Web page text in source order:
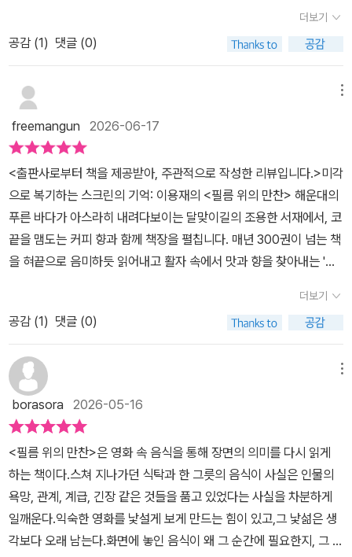
어짐에도 <웰컴 투 동막골>에서 팝콘으로 한참 쌓아 올린 긴장을 해
소한 선택이 참으로 기발하고도 아름다운, 또한 그 외에도 보고 난 뒤
을 튀겨주셨다. ··· 이제 세상을 떠난 아버지와 얽힌, 거의 유일한 좋은
기억이다.' (341-343p)영화를 보는 것만큼이나 관람 후 수다를 매우
좋아하는 사람인지라, 영화 장면 속 음식 이야기만으로도 풍성한 만
찬이 된 것 같아요.
디테일도 만만치 않다. 그런데 저자는 <헤어질 결심>의 볶음밥 장면
을 보면서 영화에 대한 기대를 완전히 버리고 만다. 해준이 자신의 집
에서 나름 솜씨를 부려 밥을 볶아내는데, 서래는 딱 한 입만 먹고 넌지
시 내친다. 볶음밥이 너무 엉터리였으므로 만든 사람도 경계해야 마
너스레를 떤다니 박찬욱 감독이 미워질 정도였다고 말이다. 저자는
대체 무엇이 문제인지에 대해 조목조목 설명하면서 제대로 된 중국식
볶음밥 만드는 방법에 대해 세 페이지에 걸쳐 상세히 설명해준다. 글
을 읽는 것만으로 거뜬히 한 접시를 비울 수 있을 것 같아, 저녁 메뉴
는 중국식 볶음밥을 해야 하나 고민 중이다. 음식의 시선으로 바라보
는 영화 이야기이기에 일반적인 영화 리뷰에서는 만날 수 없는 순간
들을 세밀하게 포착해주기도 하고, 영화 속에서 나온 음식을 실제로
어떻게 만드는지에 대한 레시피나 배경에 대해서도 알게 되어 더 특
별한 시간이었다. 최신 영화부터 오래 전 명작까지 다양한 영화들과
에 관심이 있는 이들도 모두 재미있게 읽을 수 있을 것이다. 음식으로
영화를 읽어내는 방법이 궁금하다면, 새로운 감각으로 영화를 음미해
보고 싶다면 이 책을 만나보자!
날 수 없는, 환상의 음식이었다. 바로 애니메이션 속에서 만나게 되
는 음식들이다. 실제 음식들 못지 않게 가장 먹고 싶은, 대표적인 꼽히
에 더 맛있을 것 같고 궁금해진다. 재밌게도 이 상상 때문에 애니메이
션 속의 음식을 실제로 먹어도 채워지지 않는 여백이 남아 동경하
게 되는 경우가 생긴다.진짜라면 바로 식품위생과에 신고하게 될 쥐
가 만드는 <라따뚜이>나, 그야말로 환상 속의 음식인 <월레스와 그
로밋>의 달 치즈, 흐린 날씨에 때때로 미트볼이 내리는 세상 말세
인 <하늘에서 음식이 내린다면>, 강아지들의 데이트 맛집인 <레이디
와 트램프>의 미트볼 스파게티, 하울 정식으로 유명한 <하울의 움직
이는 성>을 만날 수 있는데, 이 음식들은 실제로 먹는 것보다 애니메
문에 이들 영화를 비교적 어린 시절에 보게 된 영화팬들에게 이 음식
들은 '단추 스프'처럼 영원히 닿을 수 없는 노스텔지어의 접시로 새겨
진다. 비슷하게 구현해보아도 영화를 보며 '상상'했던 그 맛과 추억
은 따라잡을 수 없을테니. 음식, 요리에 대한 저자의 태도는 진심과 집
요함을 오간다. 하울 정식의 달걀후라이(64)를 이야기하다 달걀깨
는 법의 중요성을 강조하기 위해 <디 아워스>로 넘어가는 과정은 재
밌지만 슬쩍 질린다. 늘 싱크대 모서리에 달걀을 깨곤 했는데 이렇게
까지 평평한 곳에서 깨야 한다고 강조하는 것을 보니 혼나는 것 같
아 위축되면서 웃기다. 서양 식문화에서 달걀이 얼마나 중요한지, 흰
자와 노른자를 분리하는 방법 따위를 진지하게 강론하는 내용(246)
을 읽다가 문득 최근에 본 <위 리브 인 타임(2026)>의 '달걀을 깨
는 최고의 방법'이 떠올랐다. 한 접시에 달걀을 깨서 바로 담았다가 껍
심리를 비추는 거울이자 서사의 결정적 단서가 되는 순간들을 세밀하
게 포착해 생각지 못한 감상 포인트를 선사한다는데...과연 어떤 영화
에서, 어떤 음식이 존재감을 뽐내며 우리에게 던진 메시지가 무엇일
지 찬찬히 살펴보도록 하겠습니다.​'어떤 영화는 음식으로 기억된다'​애
피타이저부터 디저트까지마음을 사로잡은 장면 속 음식 이야기​『필름
위의 만찬』20여 년간 영화를 탐닉해온 음식 평론가인 '이용재'<조선
일보>에 4년간 연재해온 동명의 칼럼 중 엄선한 글들을 1년 넘게 다
듬고 엮어​이처럼 익숙한 영화도 음식을 렌즈 삼아 더 재미있게, 나아
가 더 새롭게 볼 수 있는 기회를 제시하는 에세이 58편을 한데 모았
다. <필름 위의 만찬>은 영화 혹은 음식에 관심이 있는 이들에게 다
른 분야에도 관심을 기울일 수 있는 촉매 역할을 할 것이다. 영화를 본
이들에게는 음식 위주 재감상의 동기를 불어넣어 줄 것이며, 안 본 이
들에게는 세심한 팸플릿 역할을 해줄 것이라 기대한다. - page 9​영
화를 보다 맛있게 즐길 수 있게 해 주었습니다.​소개된 영화를 거의 보
영화에서는 ​'어? 이런 음식이 있었나?''이걸 이렇게까지 의미를 확대
할 수 있다고?!'​음식이 단순히 배경을 채우는 장식이 아닌, 캐릭터의
심리·관계·세계관을 시각적으로 전달하는,보다 장면의 현실감과 몰입
을 높이는 역할을 한다는 것을알게 되었습니다.또한 영화 속 음식에
관한 뒷이야기 그 이상의 다채로운 지식과 정보를 다루고 있어 저에
게는 마치'영화 잡학사전'과도 같았습니다.​포문을 열어준 건 <황해>
였습니다.많은 영화 가운데서 음식이 주인공과 벌이는 압도적인 퍼포
먼스를 보여준 영화로 이런 퍼포먼스는 앞으로도 만나기 힘들다고 하
였는데...신스틸러 할 만한 음식 셋 - 김, 황해 정식, 감자-이 소개되었
더보기
공감 (1) 댓글 (0)
freemangun 2026-06-17
<출판사로부터 책을 제공받아, 주관적으로 작성한 리뷰입니다.>미각
으로 복기하는 스크린의 기억: 이용재의 <필름 위의 만찬> 해운대의
푸른 바다가 아스라히 내려다보이는 달맞이길의 조용한 서재에서, 코
끝을 맴도는 커피 향과 함께 책장을 펼칩니다. 매년 300권이 넘는 책
을 혀끝으로 음미하듯 읽어내고 활자 속에서 맛과 향을 찾아내는 '북
같습니다. 최근 저의 감각을 완벽하게 사로잡은 책은 바로 이용재 저
자의 <필름 위의 만찬>입니다. 이 책의 첫 장을 넘기며 마주한 '영화
속에서 만난 음식과 감정들'이라는 핵심 구절은, 스크린이라는 차가
운 평면 위에 따뜻한 숨결을 불어넣는 마법의 주문과도 같았습니다.
우리는 흔히 서사와 시각적 연출로 영화를 기억하지만, 때로는 혀끝
에 닿을 듯한 미각적 상상력이 그 영화의 가장 깊은 감정선으로 우리
를 안내하곤 하니까요.이 매력적인 만찬은 마치 파인다이닝의 코스
요리처럼 1부 '욕망과 허기', 2부 '권력과 기만', 3부 '불안과 위로', 4부
'공감과 우정'이라는 네 가지의 정교한 챕터로 나뉘어 있습니다.1부:
욕망과 허기, 생존을 향한 처절한 미각 에피타이저 격인 1부에서 가장
먼저 저의 시선을 강탈한 작품은 <황해>입니다. 영화 속 주인공 구남
이 허겁지겁 입에 밀어 넣던 세 가지 음식, 즉 김, 황해 정식, 그리고
더보기
공감 (1) 댓글 (0)
borasora 2026-05-16
<필름 위의 만찬>은 영화 속 음식을 통해 장면의 의미를 다시 읽게
하는 책이다.스쳐 지나가던 식탁과 한 그릇의 음식이 사실은 인물의
욕망, 관계, 계급, 긴장 같은 것들을 품고 있었다는 사실을 차분하게
일깨운다.익숙한 영화를 낯설게 보게 만드는 힘이 있고,그 낯섦은 생
각보다 오래 남는다.화면에 놓인 음식이 왜 그 순간에 필요한지, 그 장